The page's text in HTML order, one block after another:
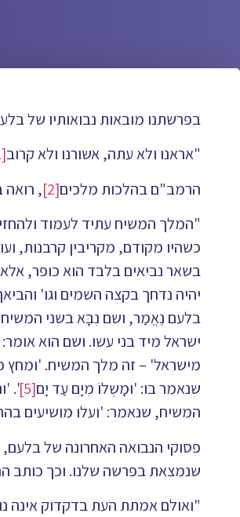
בפרשתנו מובאות נבואותיו של
"אראנו ולא עתה, אשורנו ולא קרוב[1]
הרמב"ם בהלכות מלכים[2]
, רואה
"המלך המשיח עתיד לעמוד
כשהיו מקודם, מקריבין קרבנות,
בשאר נביאים בלבד הוא כופר,
יהיה נדחך בקצה השמים וגו'
בלעם נֶאֱמַר, ושם נִבָּא בשני
ישראל מיד בני עשו. ושם הוא
מישראל' – זה מלך המשיח. 'ומחץ
שנאמר בו: 'וּמָשְלוֹ מִיָם עַד יָם[5]
'.
המשיח, שנאמר: 'ועלו מושיעים
פסוקי הנבואה האחרונה של
שנמצאת בפרשה שלנו. וכך כותב
"ואולם אמתת העת בדקדוק אינה